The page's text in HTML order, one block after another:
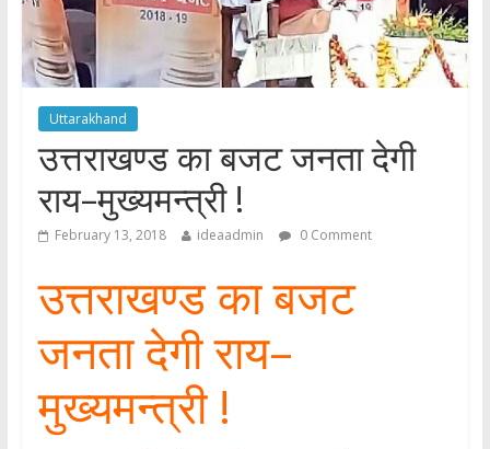
Uttarakhand
उत्तराखण्ड का बजट जनता देगी
राय–मुख्यमन्त्री !
February 13, 2018 ideaadmin 0 Comment
उत्तराखण्ड का बजट
जनता देगी राय–
मुख्यमन्त्री !